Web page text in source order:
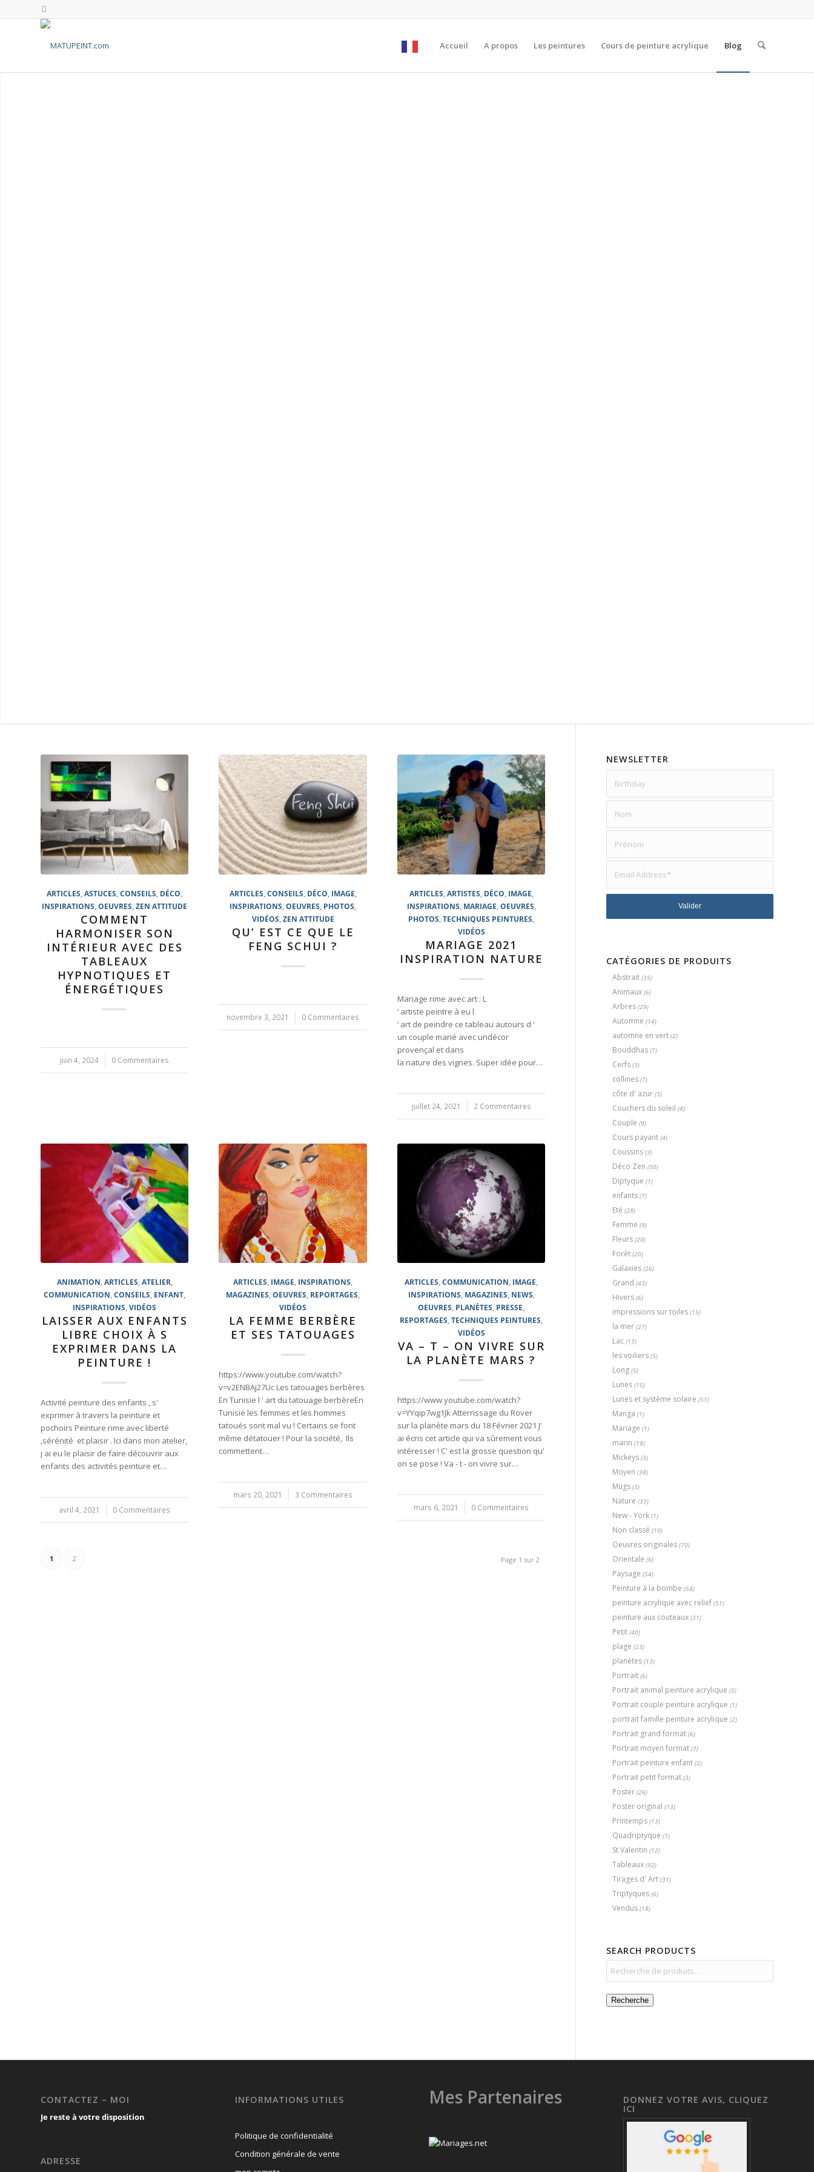
Accueil A propos Les peintures Cours de peinture acrylique Blog
ARTICLES ,ASTUCES ,CONSEILS DÉCO
INSPIRATIONS ,OEUVRES ,ZEN ATTITUDE
COMMENT
HARMONISER SON
INTÉRIEUR AVEC DES
TABLEAUX
HYPNOTIQUES ET
ÉNERGÉTIQUES
juin 4, 2024
/ 0 Commentaires
ARTICLES CONSEILS DÉCO IMAGE
INSPIRATIONS ,OEUVRES PHOTOS
VIDÉOS ZEN ATTITUDE
QU’ EST CE QUE LE
FENG SCHUI ?
novembre 3, 2021
/ 0 Commentaires
ARTICLES ARTISTES DÉCO IMAGE
INSPIRATIONS MARIAGE OEUVRES
PHOTOS ,TECHNIQUES PEINTURES
VIDÉOS
MARIAGE 2021
INSPIRATION NATURE
Mariage rime avec art : L
‘ artiste peintre à eu l
‘ art de peindre ce tableau autours d ‘
un couple marié avec undécor
provençal et dans
la nature des vignes. Super idée pour…
juillet 24, 2021
/ 2 Commentaires
ANIMATION ARTICLES ATELIER
COMMUNICATION ,CONSEILS ENFANT
INSPIRATIONS ,VIDÉOS
LAISSER AUX ENFANTS
LIBRE CHOIX À S
EXPRIMER DANS LA
PEINTURE !
Activité peinture des enfants , s'
exprimer à travers la peinture et
pochoirs Peinture rime avec liberté
,sérénité et plaisir . Ici dans mon atelier,
j ai eu le plaisir de faire découvrir aux
enfants des activités peinture et…
avril 4, 2021
/ 0 Commentaires
ARTICLES IMAGE INSPIRATIONS
MAGAZINES ,OEUVRES REPORTAGES
VIDÉOS
LA FEMME BERBÈRE
ET SES TATOUAGES
https://www.youtube.com/watch?
v=v2ENBAj27Uc Les tatouages berbères
En Tunisie l ' art du tatouage berbèreEn
Tunisie les femmes et les hommes
tatoués sont mal vu ! Certains se font
même détatouer ! Pour la société, Ils
commettent…
mars 20, 2021
/ 3 Commentaires
ARTICLES ,COMMUNICATION IMAGE
INSPIRATIONS MAGAZINES NEWS
OEUVRES PLANÈTES PRESSE
REPORTAGES ,TECHNIQUES PEINTURES
VIDÉOS
VA – T – ON VIVRE SUR
LA PLANÈTE MARS ?
https://www.youtube.com/watch?
v=YYqip7wg1Jk Atterrissage du Rover
sur la planète mars du 18 Février 2021 J'
ai écris cet article qui va sûrement vous
intéresser ! C' est la grosse question qu'
on se pose ! Va - t - on vivre sur…
mars 6, 2021
/ 0 Commentaires
Page 1 sur 2
1 2
NEWSLETTER
CATÉGORIES DE PRODUITS
Abstrait (35)
Animaux (6)
Arbres (29)
Automne (14)
automne en vert (2)
Bouddhas (7)
Cerfs (3)
collines (7)
côte d' azur (3)
Couchers du soleil (8)
Couple (9)
Cours payant (4)
Coussins (3)
Déco Zen (50)
Diptyque (1)
enfants (7)
Eté (28)
Femme (9)
Fleurs (20)
Forêt (20)
Galaxies (26)
Grand (43)
Hivers (6)
impressions sur toiles (15)
la mer (27)
Lac (13)
les voiliers (5)
Long (5)
Lunes (15)
Lunes et système solaire (51)
Manga (1)
Mariage (1)
marin (18)
Mickeys (3)
Moyen (38)
Mugs (3)
Nature (33)
New - York (1)
Non classé (10)
Oeuvres originales (70)
Orientale (6)
Paysage (54)
Peinture à la bombe (58)
peinture acrylique avec relief (51)
peinture aux couteaux (31)
Petit (40)
plage (23)
planètes (13)
Portrait (6)
Portrait animal peinture acrylique (5)
Portrait couple peinture acrylique (1)
portrait famille peinture acrylique (2)
Portrait grand format (6)
Portrait moyen format (7)
Portrait peinture enfant (2)
Portrait petit format (3)
Poster (26)
Poster original (13)
Printemps (13)
Quadriptyque (1)
St Valentin (12)
Tableaux (92)
Tirages d' Art (31)
Triptyques (6)
Vendus (18)
SEARCH PRODUCTS
Recherche
CONTACTEZ – MOI
Je reste à votre disposition
ADRESSE
INFORMATIONS UTILES
Politique de confidentialité
Condition générale de vente
Mes Partenaires DONNEZ VOTRE AVIS, CLIQUEZ
ICI